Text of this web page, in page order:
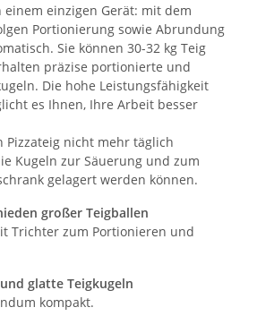
einem einzigen Gerät: mit dem
Portionierung sowie Abrundung
Sie können 30-32 kg Teig
präzise portionierte und
Die hohe Leistungsfähigkeit
es Ihnen, Ihre Arbeit besser
Pizzateig nicht mehr täglich
Kugeln zur Säuerung und zum
gelagert werden können.
großer Teigballen
Trichter zum Portionieren und
glatte Teigkugeln
kompakt.